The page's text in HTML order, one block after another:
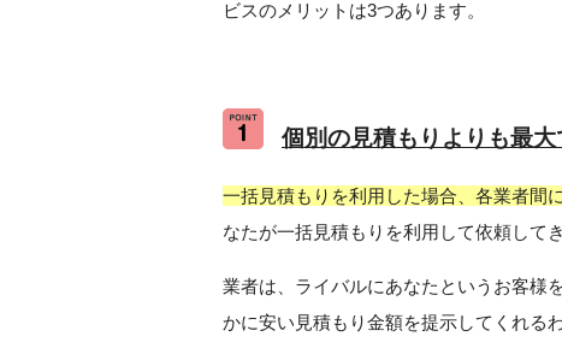
ビスのメリットは3つあります。
個別の見積もりよりも最
一括見積もりを利用した場合、各業者間に
なたが一括見積もりを利用して依頼して
業者は、ライバルにあなたというお客様
かに安い見積もり金額を提示してくれるわ